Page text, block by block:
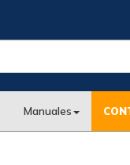
Manuales